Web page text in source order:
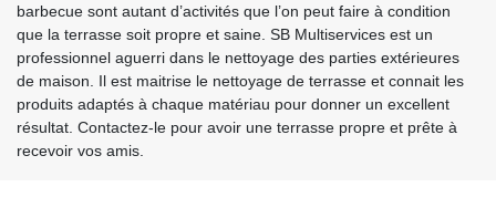
barbecue sont autant d’activités que l’on peut faire à condition
que la terrasse soit propre et saine. SB Multiservices est un
professionnel aguerri dans le nettoyage des parties extérieures
de maison. Il est maitrise le nettoyage de terrasse et connait les
produits adaptés à chaque matériau pour donner un excellent
résultat. Contactez-le pour avoir une terrasse propre et prête à
recevoir vos amis.